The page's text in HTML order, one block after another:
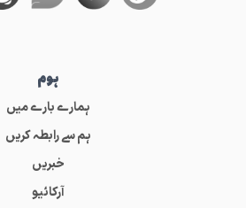
ہوم
ہمارے بارے میں
ہم سے رابطہ کریں
خبریں
آرکائیو